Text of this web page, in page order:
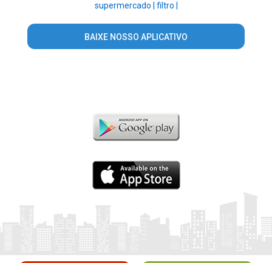
supermercado | filtro |
BAIXE NOSSO APLICATIVO